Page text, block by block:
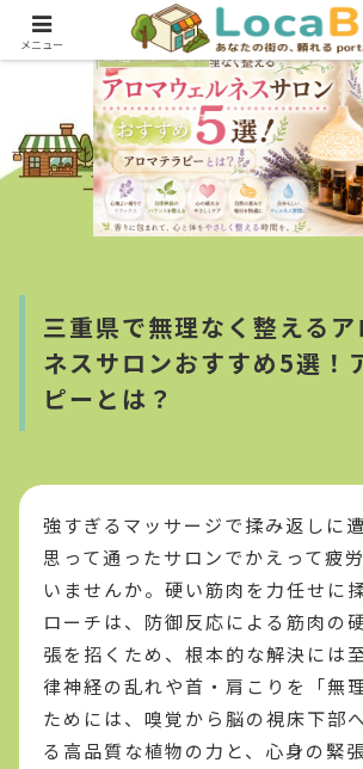
三重県で無理なく整える
ネスサロンおすすめ5選！
ピーとは？
生活・サービス
強すぎるマッサージで揉み返しに
思って通ったサロンでかえって疲
いませんか。硬い筋肉を力任せに
ローチは、防御反応による筋肉の
張を招くため、根本的な解決には
律神経の乱れや首・肩こりを「無
ためには、嗅覚から脳の視床下部
る高品質な植物の力と、心身の緊
メニュー